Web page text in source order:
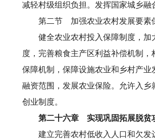
减轻村级组织负担。发挥国家城乡融
第二节 加强农业农村发展要素
健全农业农村投入保障制度，加
度，完善粮食主产区利益补偿机制
保障机制，保障设施农业和乡村产
融资范围，发展农业保险。允许入
创业制度。
第二十六章 实现巩固拓展脱贫
建立完善农村低收入人口和欠发